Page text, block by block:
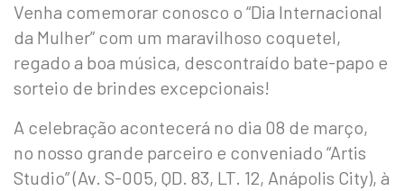
Venha comemorar conosco o “Dia Internacional
da Mulher” com um maravilhoso coquetel,
regado a boa música, descontraído bate-papo e
sorteio de brindes excepcionais!
A celebração acontecerá no dia 08 de março,
no nosso grande parceiro e conveniado “Artis
Studio” (Av. S-005, QD. 83, LT. 12, Anápolis City), à